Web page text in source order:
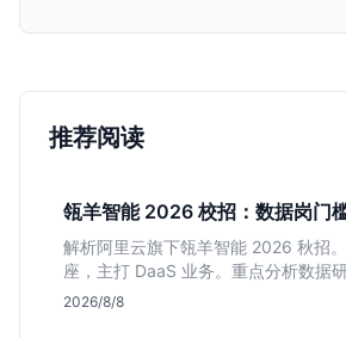
推荐阅读
瓴羊智能 2026 校招：数据岗门
解析阿里云旗下瓴羊智能 2026 秋招
座，主打 DaaS 业务。重点分析数据
岗的硬性要求，评估 B 端数据路线的
2026/8/8